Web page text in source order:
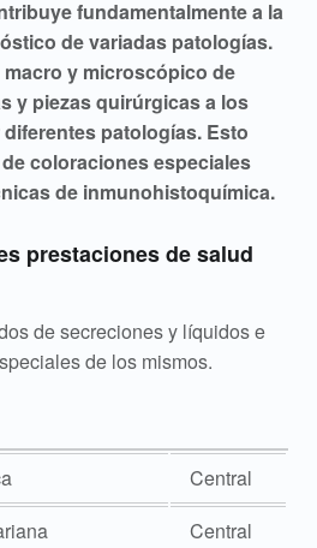
fundamentalmente a la
de variadas patologías.
y microscópico de
y piezas quirúrgicas a los
patologías. Esto
coloraciones especiales
de inmunohistoquímica.
prestaciones de salud
de secreciones y líquidos e
de los mismos.
Central
Central